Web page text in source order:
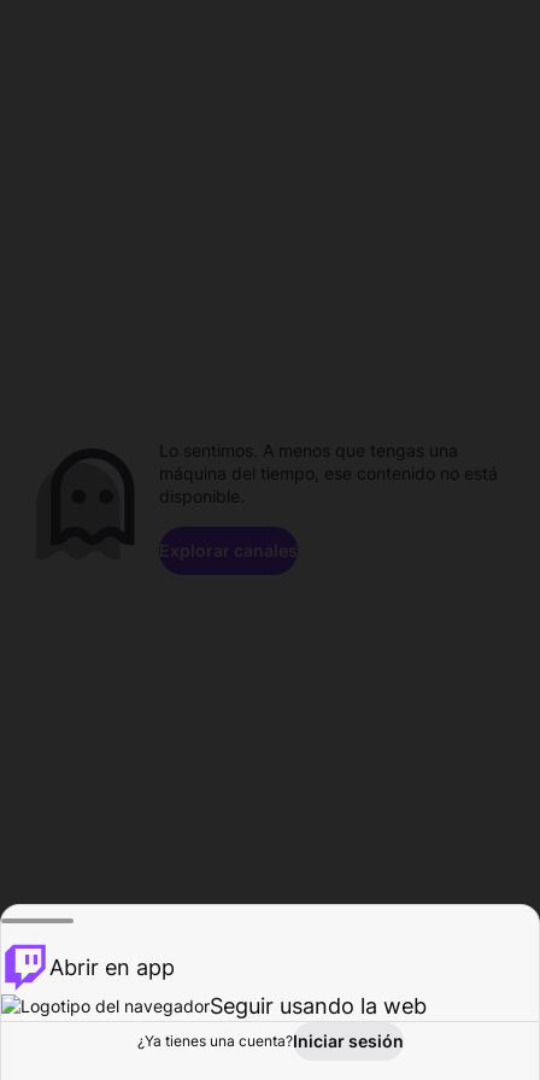
Explorar Actividad
Lo sentimos. A menos que tengas una
máquina del tiempo, ese contenido no está
disponible.
Explorar canales
Abrir en app
Seguir usando la web
¿Ya tienes una cuenta?Iniciar sesión